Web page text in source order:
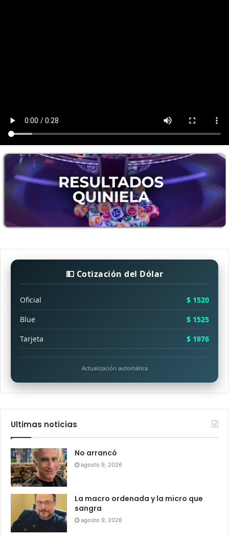
💵 Cotización del Dólar
Oficial
$ 1520
Blue
$ 1525
Tarjeta
$ 1976
Actualización automática
Ultimas noticias
No arrancó
agosto 9, 2026
La macro ordenada y la micro que
sangra
agosto 9, 2026